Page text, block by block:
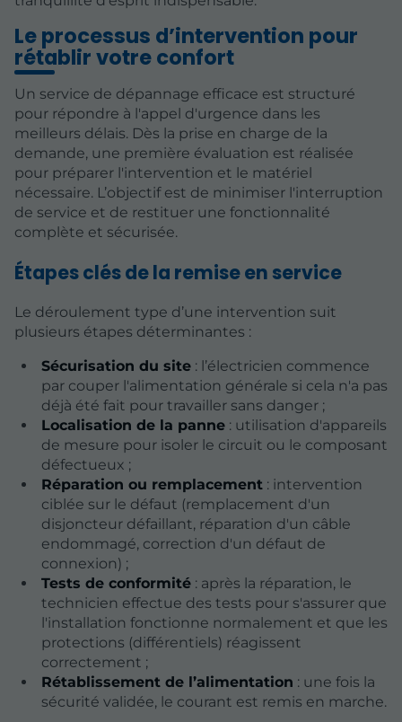
Le processus d’intervention pour
rétablir votre confort
Un service de dépannage efficace est structuré
pour répondre à l'appel d'urgence dans les
meilleurs délais. Dès la prise en charge de la
demande, une première évaluation est réalisée
pour préparer l'intervention et le matériel
nécessaire. L’objectif est de minimiser l'interruption
de service et de restituer une fonctionnalité
complète et sécurisée.
Étapes clés de la remise en service
Le déroulement type d’une intervention suit
plusieurs étapes déterminantes :
Sécurisation du site: l’électricien commence
par couper l'alimentation générale si cela n'a pas
déjà été fait pour travailler sans danger ;
Localisation de la panne: utilisation d'appareils
de mesure pour isoler le circuit ou le composant
défectueux ;
Réparation ou remplacement: intervention
ciblée sur le défaut (remplacement d'un
disjoncteur défaillant, réparation d'un câble
endommagé, correction d'un défaut de
connexion) ;
Tests de conformité: après la réparation, le
technicien effectue des tests pour s'assurer que
l'installation fonctionne normalement et que les
protections (différentiels) réagissent
correctement ;
Rétablissement de l’alimentation : une fois la
sécurité validée, le courant est remis en marche.